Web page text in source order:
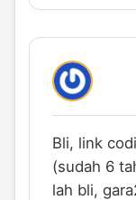
Bli, link
(sudah 6
lah bli,